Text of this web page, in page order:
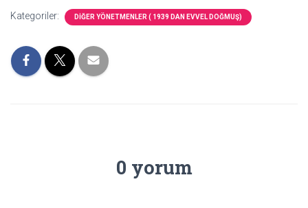
Kategoriler: DİĞER YÖNETMENLER ( 1939 DAN EVVEL DOĞMUŞ)
0 yorum